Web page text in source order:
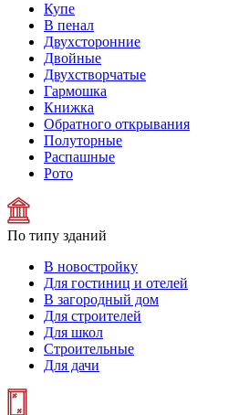
Купе
В пенал
Двухсторонние
Двойные
Двухстворчатые
Гармошка
Книжка
Обратного открывания
Полуторные
Распашные
Рото
По типу зданий
В новостройку
Для гостиниц и отелей
В загородный дом
Для строителей
Для школ
Строительные
Для дачи